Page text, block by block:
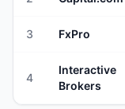
3 FxPro
4
Interactive
Brokers